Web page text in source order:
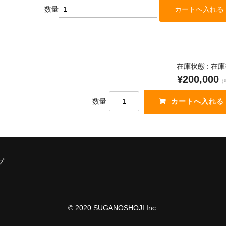
数量
在庫状態 : 在庫
¥200,000
数量
© 2020 SUGANOSHOJI Inc.